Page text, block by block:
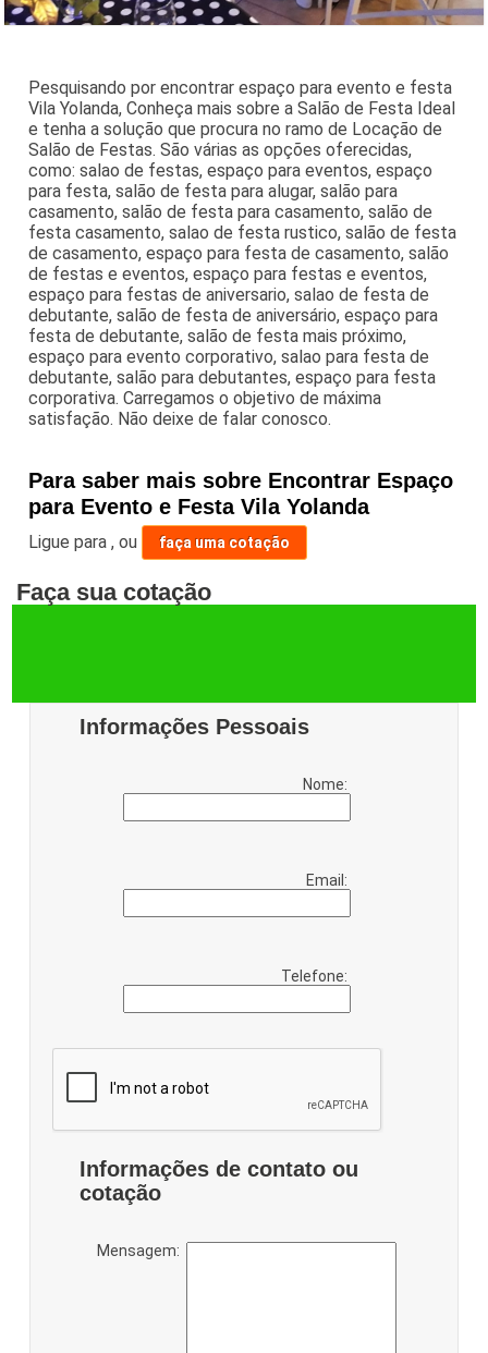
Pesquisando por encontrar espaço para evento e festa
Vila Yolanda, Conheça mais sobre a Salão de Festa Ideal
e tenha a solução que procura no ramo de Locação de
Salão de Festas. São várias as opções oferecidas,
como: salao de festas, espaço para eventos, espaço
para festa, salão de festa para alugar, salão para
casamento, salão de festa para casamento, salão de
festa casamento, salao de festa rustico, salão de festa
de casamento, espaço para festa de casamento, salão
de festas e eventos, espaço para festas e eventos,
espaço para festas de aniversario, salao de festa de
debutante, salão de festa de aniversário, espaço para
festa de debutante, salão de festa mais próximo,
espaço para evento corporativo, salao para festa de
debutante, salão para debutantes, espaço para festa
corporativa. Carregamos o objetivo de máxima
satisfação. Não deixe de falar conosco.
Para saber mais sobre Encontrar Espaço
para Evento e Festa Vila Yolanda
Ligue para,ou faça uma cotação
Faça sua cotação
Informações Pessoais
Nome:
Email:
Telefone:
Informações de contato ou
cotação
Mensagem: